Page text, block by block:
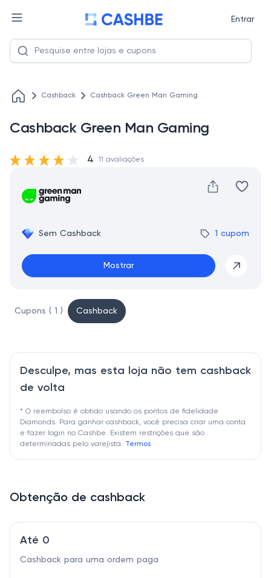
Entrar
Cashback Cashback Green Man Gaming
Cashback Green Man Gaming
Sem Cashback 1 cupom
Mostrar
4 11 avaliações
Cupons ( 1 ) Cashback
Desculpe, mas esta loja não tem cashback
de volta
* O reembolso é obtido usando os pontos de fidelidade
Diamonds. Para ganhar cashback, você precisa criar uma conta
e fazer login no Cashbe. Existem restrições que são
determinadas pelo varejista. Termos
Obtenção de cashback
Até 0
Cashback para uma ordem paga